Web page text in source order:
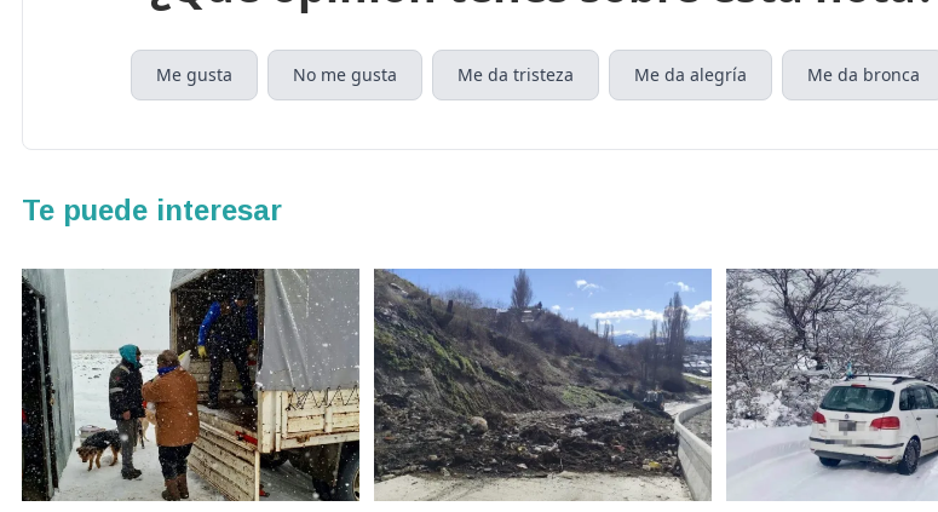
Me gusta No me gusta Me da tristeza Me da alegría Me da bronca
Te puede interesar